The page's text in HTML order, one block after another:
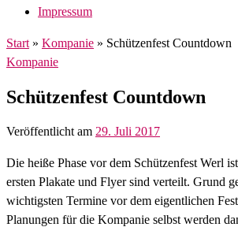
Impressum
Start » Kompanie » Schützenfest Countdown
Kompanie
Schützenfest Countdown
Veröffentlicht am 29. Juli 2017
Die heiße Phase vor dem Schützenfest Werl
ersten Plakate und Flyer sind verteilt. Grund
wichtigsten Termine vor dem eigentlichen
Planungen für die Kompanie selbst werden